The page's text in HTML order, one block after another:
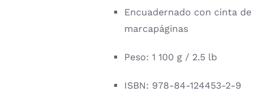
Encuadernado con cinta de
marcapáginas
Peso: 1 100 g / 2.5 lb
ISBN: 978-84-124453-2-9